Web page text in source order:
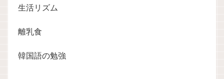
生活リズム
離乳食
韓国語の勉強